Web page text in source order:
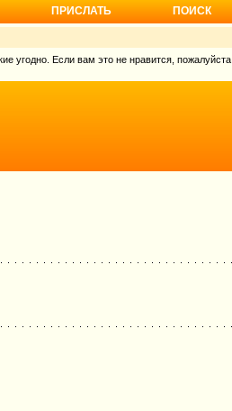
ПРИСЛАТЬ ПОИСК
угодно. Если вам это не нравится, пожалуйста,